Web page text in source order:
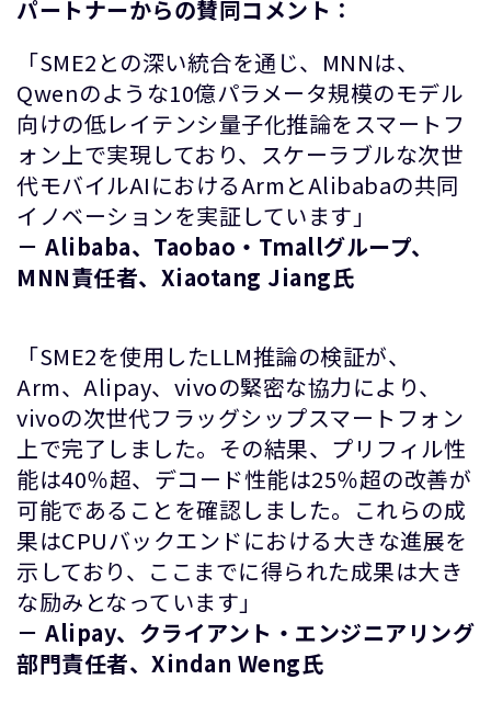
パートナーからの賛同コメント：
「SME2との深い統合を通じ、MNNは、
Qwenのような10億パラメータ規模のモデル
向けの低レイテンシ量子化推論をスマートフ
ォン上で実現しており、スケーラブルな次世
代モバイルAIにおけるArmとAlibabaの共同
イノベーションを実証しています」
－ Alibaba、Taobao・Tmallグループ、
MNN責任者、Xiaotang Jiang氏
「SME2を使用したLLM推論の検証が、
Arm、Alipay、vivoの緊密な協力により、
vivoの次世代フラッグシップスマートフォン
上で完了しました。その結果、プリフィル性
能は40％超、デコード性能は25％超の改善が
可能であることを確認しました。これらの成
果はCPUバックエンドにおける大きな進展を
示しており、ここまでに得られた成果は大き
な励みとなっています」
－ Alipay、クライアント・エンジニアリング
部門責任者、Xindan Weng氏